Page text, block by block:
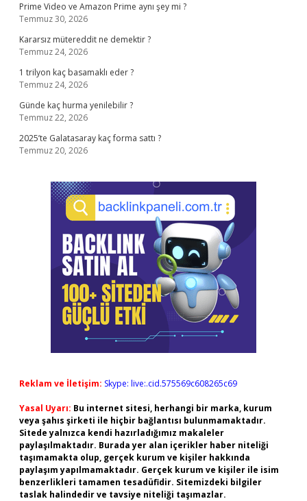
Prime Video ve Amazon Prime aynı şey mi ?
Temmuz 30, 2026
Kararsız mütereddit ne demektir ?
Temmuz 24, 2026
1 trilyon kaç basamaklı eder ?
Temmuz 24, 2026
Günde kaç hurma yenilebilir ?
Temmuz 22, 2026
2025’te Galatasaray kaç forma sattı ?
Temmuz 20, 2026
Reklam ve İletişim: Skype: live:.cid.575569c608265c69
Yasal Uyarı: Bu internet sitesi, herhangi bir marka, kurum
veya şahıs şirketi ile hiçbir bağlantısı bulunmamaktadır.
Sitede yalnızca kendi hazırladığımız makaleler
paylaşılmaktadır. Burada yer alan içerikler haber niteliği
taşımamakta olup, gerçek kurum ve kişiler hakkında
paylaşım yapılmamaktadır. Gerçek kurum ve kişiler ile isim
benzerlikleri tamamen tesadüfidir. Sitemizdeki bilgiler
taslak halindedir ve tavsiye niteliği taşımazlar.